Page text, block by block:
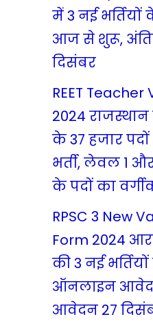
में 3 नई
आज से शुरू,
दिसंबर
REET
2024 राजस्थान
के 37 हजार पदों
भर्ती, लेवल 1
के पदों का
RPSC 3 New
Form 2024
की 3 नई
ऑनलाइन
आवेदन 27